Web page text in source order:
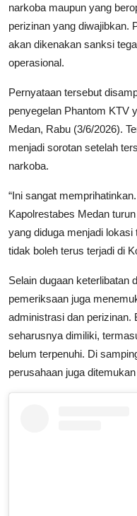
narkoba maupun yang
perizinan yang diwajibkan.
akan dikenakan sanksi
operasional.
Pernyataan tersebut
penyegelan Phantom KTV
Medan, Rabu (3/6/2026).
menjadi sorotan setelah
narkoba.
“Ini sangat
Kapolrestabes Medan
yang diduga menjadi
tidak boleh terus terjadi di
Selain dugaan keterlibatan
pemeriksaan juga
administrasi dan perizinan.
seharusnya dimiliki,
belum terpenuhi. Di
perusahaan juga